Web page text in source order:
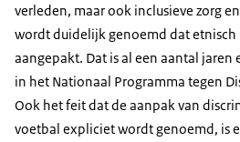
verleden, maar ook inclusieve zorg
wordt duidelijk genoemd dat
aangepakt. Dat is al een aantal jaren
in het Nationaal Programma tegen
Ook het feit dat de aanpak van
voetbal expliciet wordt genoemd, is